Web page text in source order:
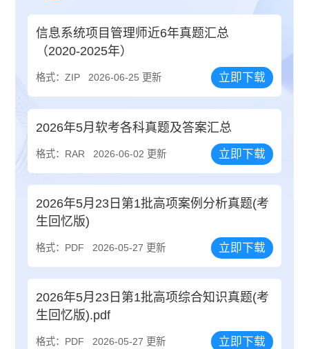
信息系统项目管理师近6年真题汇总
（2020-2025年）
格式：ZIP 2026-06-25 更新 立即下载
2026年5月软考各科真题及答案汇总
格式：RAR 2026-06-02 更新 立即下载
2026年5月23日第1批高项案例分析真题(考
生回忆版)
格式：PDF 2026-05-27 更新 立即下载
2026年5月23日第1批高项综合知识真题(考
生回忆版).pdf
格式：PDF 2026-05-27 更新 立即下载